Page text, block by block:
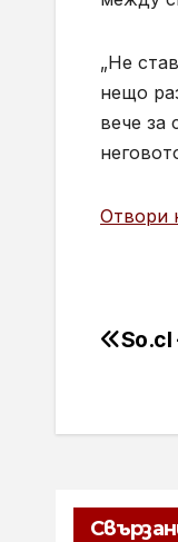
„Не
нещо
вече за
Отвори